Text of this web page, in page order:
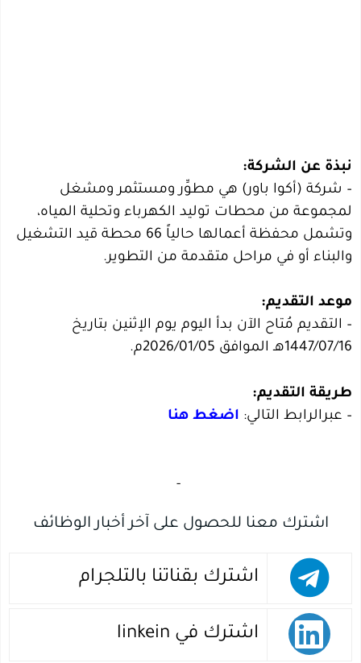
نبذة عن الشركة:
– شركة (أكوا باور) هي مطوِّر ومستثمر ومشغل
لمجموعة من محطات توليد الكهرباء وتحلية المياه،
وتشمل محفظة أعمالها حالياً 66 محطة قيد التشغيل
والبناء أو في مراحل متقدمة من التطوير.
موعد التقديم:
– التقديم مُتاح الآن بدأ اليوم يوم الإثنين بتاريخ
1447/07/16هـ الموافق 2026/01/05م.
طريقة التقديم:
– عبرالرابط التالي: اضغط هنا
-‏
اشترك معنا للحصول على آخر أخبار الوظائف
اشترك بقناتنا بالتلجرام
اشترك في linkein